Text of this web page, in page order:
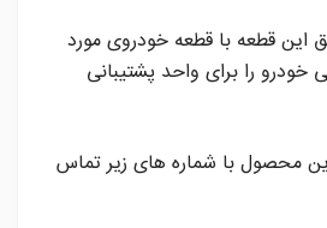
این قطعه با قطعه خودروی مورد
را برای واحد پشتیبانی
محصول با شماره های زیر تماس